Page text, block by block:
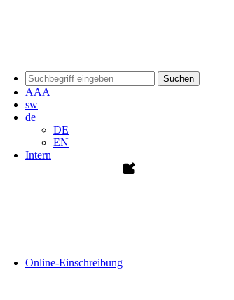
Suchen
AAA
sw
de
DE
EN
Intern
Online-Einschreibung